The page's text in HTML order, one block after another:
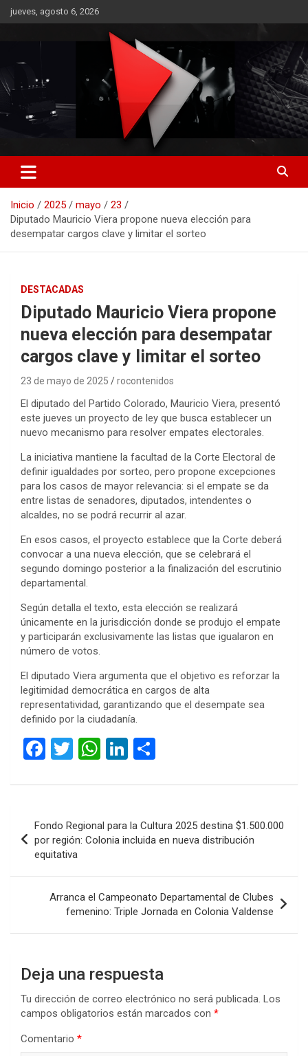
Saltar
al
jueves, agosto 6, 2026
RO CONTENIDOS
Inicio 2025 mayo
23
Diputado Mauricio Viera propone nueva elección para
desempatar cargos clave y limitar el sorteo
DESTACADAS
Diputado Mauricio Viera propone
nueva elección para desempatar
cargos clave y limitar el sorteo
23 de mayo de 2025 rocontenidos
El diputado del Partido Colorado, Mauricio Viera, presentó
este jueves un proyecto de ley que busca establecer un
nuevo mecanismo para resolver empates electorales.
La iniciativa mantiene la facultad de la Corte Electoral de
definir igualdades por sorteo, pero propone excepciones
para los casos de mayor relevancia: si el empate se da
entre listas de senadores, diputados, intendentes o
alcaldes, no se podrá recurrir al azar.
En esos casos, el proyecto establece que la Corte deberá
convocar a una nueva elección, que se celebrará el
segundo domingo posterior a la finalización del escrutinio
departamental.
Según detalla el texto, esta elección se realizará
únicamente en la jurisdicción donde se produjo el empate
y participarán exclusivamente las listas que igualaron en
número de votos.
El diputado Viera argumenta que el objetivo es reforzar la
legitimidad democrática en cargos de alta
representatividad, garantizando que el desempate sea
definido por la ciudadanía.
F
ce
o
o
k
T
tt
W
at
A
p
Li
ke
n
m
ar
de
entradas
Fondo Regional para la Cultura 2025 destina $1.500.000
por región: Colonia incluida en nueva distribución
equitativa
Arranca el Campeonato Departamental de Clubes
femenino: Triple Jornada en Colonia Valdense
Deja una respuesta
Tu dirección de correo electrónico no será publicada. Los
campos obligatorios están marcados con *
Comentario *